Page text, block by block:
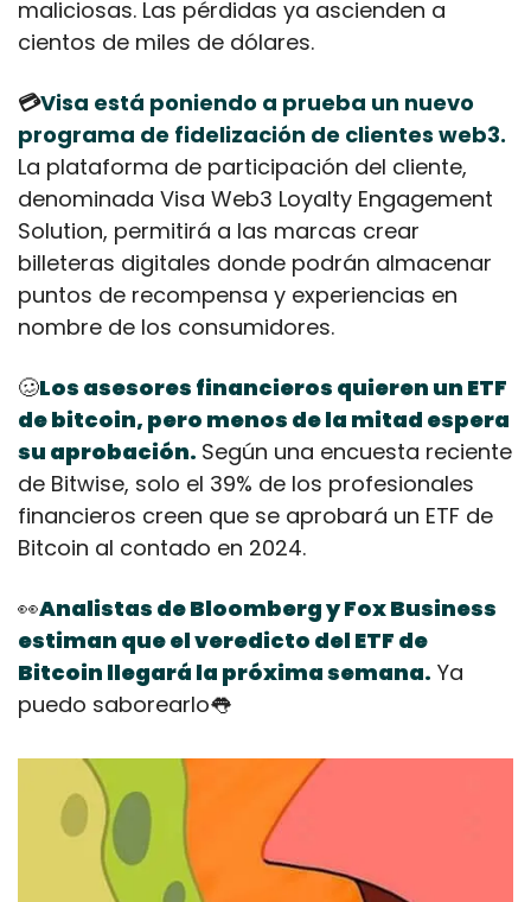
maliciosas. Las pérdidas ya ascienden a
cientos de miles de dólares.
💳Visa está poniendo a prueba un nuevo
programa de fidelización de clientes web3.
La plataforma de participación del cliente,
denominada Visa Web3 Loyalty Engagement
Solution, permitirá a las marcas crear
billeteras digitales donde podrán almacenar
puntos de recompensa y experiencias en
nombre de los consumidores.
🥴Los asesores financieros quieren un ETF
de bitcoin, pero menos de la mitad espera
su aprobación. Según una encuesta reciente
de Bitwise, solo el 39% de los profesionales
financieros creen que se aprobará un ETF de
Bitcoin al contado en 2024.
👀Analistas de Bloomberg y Fox Business
estiman que el veredicto del ETF de
Bitcoin llegará la próxima semana. Ya
puedo saborearlo👅